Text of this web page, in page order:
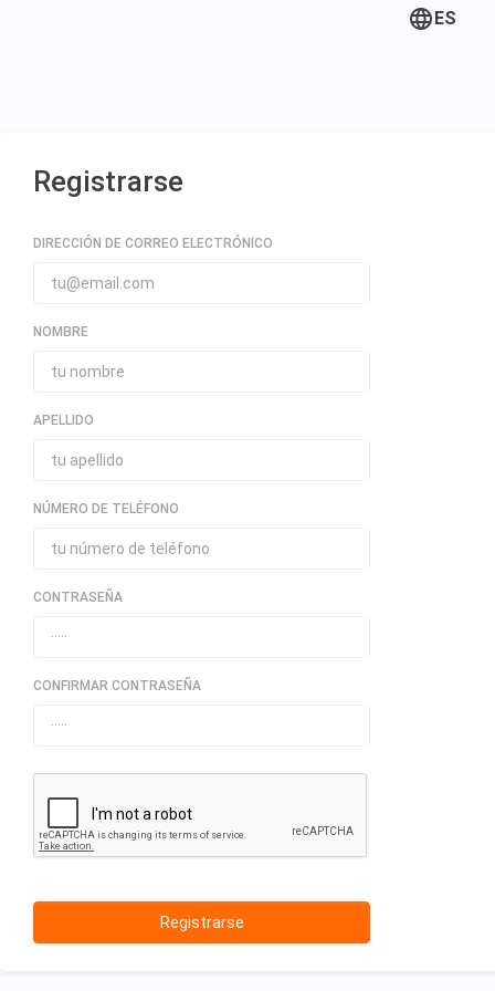
ES
Registrarse
DIRECCIÓN DE CORREO ELECTRÓNICO
NOMBRE
APELLIDO
NÚMERO DE TELÉFONO
CONTRASEÑA
CONFIRMAR CONTRASEÑA
Registrarse